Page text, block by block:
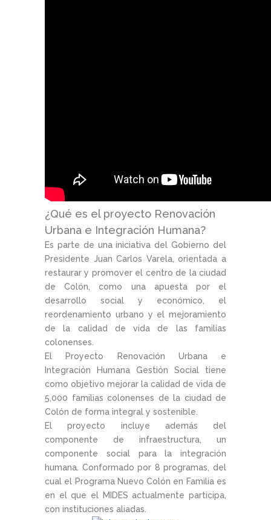
¿Qué es el proyecto Renovación
Urbana e Integración Humana?
Es parte de una iniciativa del Gobierno del
Presidente Juan Carlos Varela, orientada a
restaurar y promover el centro de la ciudad
de Colón, como una apuesta por el
desarrollo social y económico, el
reordenamiento urbano y el mejoramiento
de la calidad de vida de las familias
colonenses.
El Proyecto Renovación Urbana e
Integración Humana Gestión Social tiene
como objetivo mejorar la calidad de vida de
5,000 familias colonenses de la ciudad de
Colón de forma integral y sostenible.
El proyecto incluye además del
componente de infraestructura, un
componente social para la integración
humana. Conformado por 8 programas, del
cual el Programa Nuevo Colón en Familia es
en el que el MIDES actualmente participa,
con instituciones aliadas.